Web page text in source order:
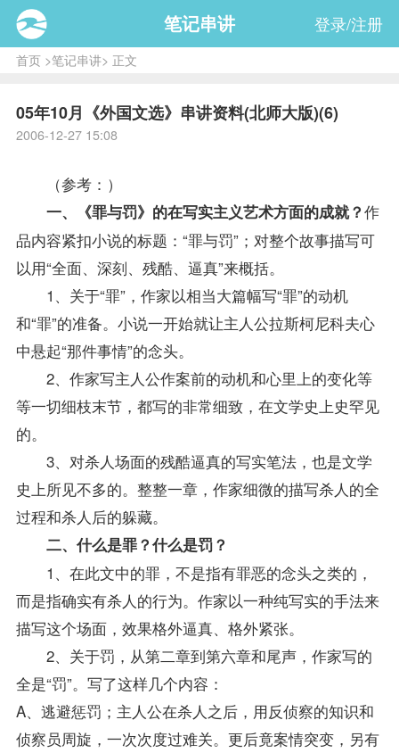
笔记串讲 登录/注册
首页>笔记串讲> 正文
05年10月《外国文选》串讲资料(北师大版)(6)
2006-12-27 15:08
（参考：）
一、《罪与罚》的在写实主义艺术方面的成就？作
品内容紧扣小说的标题：“罪与罚”；对整个故事描写可
以用“全面、深刻、残酷、逼真”来概括。
1、关于“罪”，作家以相当大篇幅写“罪”的动机
和“罪”的准备。小说一开始就让主人公拉斯柯尼科夫心
中悬起“那件事情”的念头。
2、作家写主人公作案前的动机和心里上的变化等
等一切细枝末节，都写的非常细致，在文学史上史罕见
的。
3、对杀人场面的残酷逼真的写实笔法，也是文学
史上所见不多的。整整一章，作家细微的描写杀人的全
过程和杀人后的躲藏。
二、什么是罪？什么是罚？
1、在此文中的罪，不是指有罪恶的念头之类的，
而是指确实有杀人的行为。作家以一种纯写实的手法来
描写这个场面，效果格外逼真、格外紧张。
2、关于罚，从第二章到第六章和尾声，作家写的
全是“罚”。写了这样几个内容：
A、逃避惩罚；主人公在杀人之后，用反侦察的知识和
侦察员周旋，一次次度过难关。更后竟案情突变，另有